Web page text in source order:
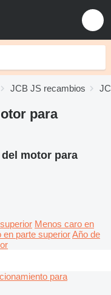
JCB JS recambios
para
motor para
Menos caro en
en parte superiorAño de